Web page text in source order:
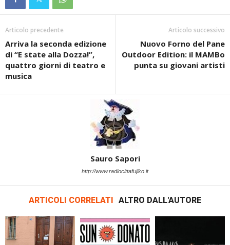
Articolo precedente
Arriva la seconda edizione
di “E state alla Dozza!”,
quattro giorni di teatro e
musica
Articolo successivo
Nuovo Forno del Pane
Outdoor Edition: il MAMBo
punta su giovani artisti
Sauro Sapori
http://www.radiocittafujiko.it
ARTICOLI CORRELATI ALTRO DALL'AUTORE